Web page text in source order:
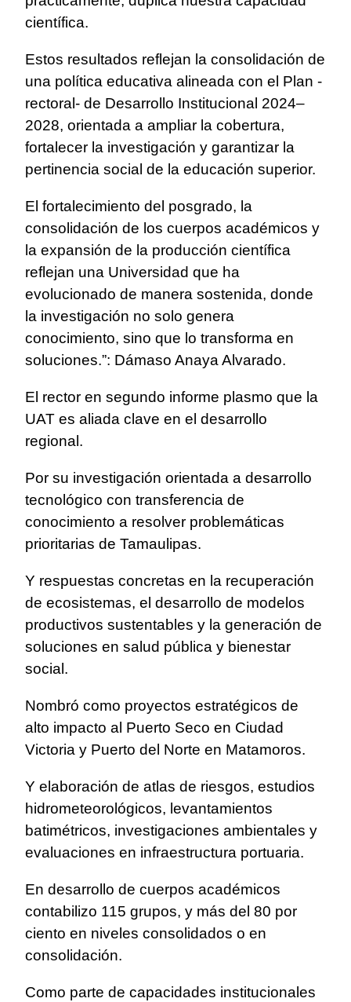
científica.
Estos resultados reflejan la consolidación de
una política educativa alineada con el Plan -
rectoral- de Desarrollo Institucional 2024–
2028, orientada a ampliar la cobertura,
fortalecer la investigación y garantizar la
pertinencia social de la educación superior.
El fortalecimiento del posgrado, la
consolidación de los cuerpos académicos y
la expansión de la producción científica
reflejan una Universidad que ha
evolucionado de manera sostenida, donde
la investigación no solo genera
conocimiento, sino que lo transforma en
soluciones.”: Dámaso Anaya Alvarado.
El rector en segundo informe plasmo que la
UAT es aliada clave en el desarrollo
regional.
Por su investigación orientada a desarrollo
tecnológico con transferencia de
conocimiento a resolver problemáticas
prioritarias de Tamaulipas.
Y respuestas concretas en la recuperación
de ecosistemas, el desarrollo de modelos
productivos sustentables y la generación de
soluciones en salud pública y bienestar
social.
Nombró como proyectos estratégicos de
alto impacto al Puerto Seco en Ciudad
Victoria y Puerto del Norte en Matamoros.
Y elaboración de atlas de riesgos, estudios
hidrometeorológicos, levantamientos
batimétricos, investigaciones ambientales y
evaluaciones en infraestructura portuaria.
En desarrollo de cuerpos académicos
contabilizo 115 grupos, y más del 80 por
ciento en niveles consolidados o en
consolidación.
Como parte de capacidades institucionales